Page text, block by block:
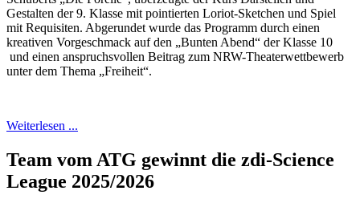
Gestalten der 9. Klasse mit pointierten Loriot-Sketchen und Spiel
mit Requisiten. Abgerundet wurde das Programm durch einen
kreativen Vorgeschmack auf den „Bunten Abend“ der Klasse 10
und einen anspruchsvollen Beitrag zum NRW-Theaterwettbewerb
unter dem Thema „Freiheit“.
Weiterlesen ...
Team vom ATG gewinnt die zdi-Science
League 2025/2026